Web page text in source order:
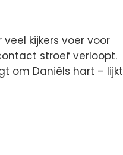
veel kijkers voer voor
stroef verloopt.
om Daniëls hart – lijkt